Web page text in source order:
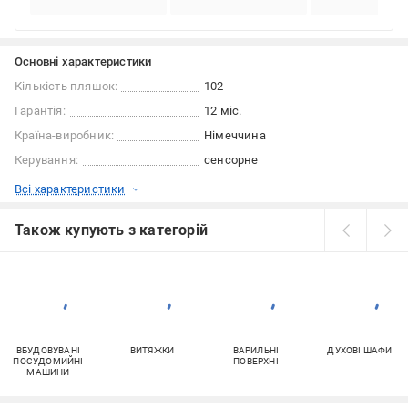
Основні характеристики
Кількість пляшок:
102
Гарантія:
12 міс.
Країна-виробник:
Німеччина
Керування:
сенсорне
Всі характеристики
Також купують з категорій
ВБУДОВУВАНІ
ПОСУДОМИЙНІ
МАШИНИ
ВИТЯЖКИ
ВАРИЛЬНІ
ПОВЕРХНІ
ДУХОВІ ШАФИ